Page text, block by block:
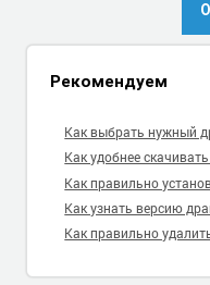
Рекомендуем
Как выбрать нужный
Как удобнее
Как правильно
Как узнать версию
Как правильно